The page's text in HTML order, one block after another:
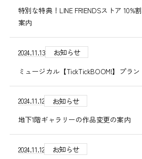
特別な特典！LINE FRIENDSストア 10%
案内
2024.11.13 お知らせ
ミュージカル【TickTickBOOM!】プラン
2024.11.12 お知らせ
地下1階ギャラリーの作品変更の案内
2024.11.12 お知らせ